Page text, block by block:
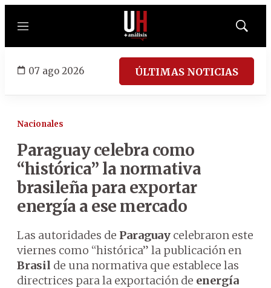
Menú
Mostrar
07 ago 2026 ÚLTIMAS NOTICIAS
Nacionales
Paraguay celebra como
“histórica” la normativa
brasileña para exportar
energía a ese mercado
Las autoridades de Paraguay celebraron este
viernes como “histórica” la publicación en
Brasil de una normativa que establece las
directrices para la exportación de energía